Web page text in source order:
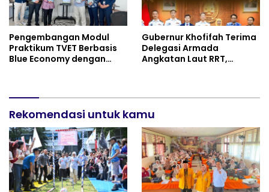
Pengembangan Modul
Praktikum TVET Berbasis
Blue Economy dengan
Dukung Pencapaian SDGs
Gubernur Khofifah Terima
Delegasi Armada
Angkatan Laut RRT,
Rekomendasi untuk kamu